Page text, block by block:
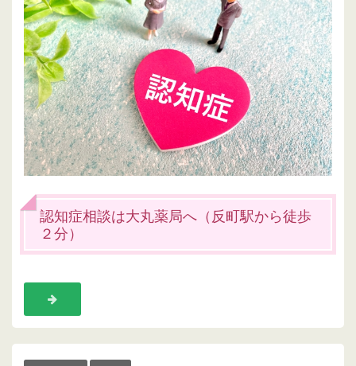
認知症相談は大丸薬局へ（反町駅から徒歩
２分）